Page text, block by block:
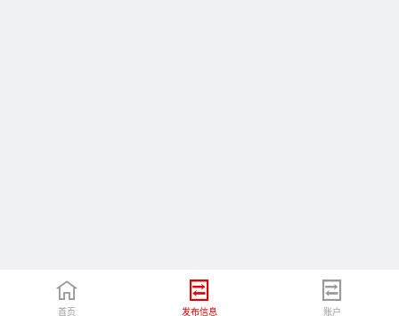
首页 发布信息 账户